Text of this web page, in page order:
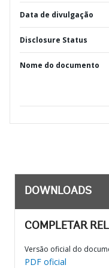
Data de divulgação
Disclosure Status
Nome do documento
DOWNLOADS
COMPLETAR
Versão oficial do
PDF oficial